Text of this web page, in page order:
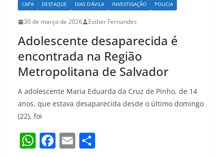
CAPA DESTAQUE DIAS D’ÁVILA INVESTIGAÇÃO POLICIA
30 de março de 2026 Esther Fernandes
Adolescente desaparecida é
encontrada na Região
Metropolitana de Salvador
A adolescente Maria Eduarda da Cruz de Pinho, de 14
anos, que estava desaparecida desde o último domingo
(22), foi
W F E